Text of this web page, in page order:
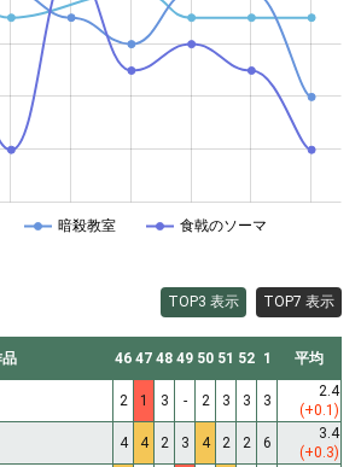
暗殺教室 食戟のソーマ
TOP3 表示 TOP7 表示
46 47 48 49 50 51 52 1 平均
2 1 3 - 2 3 3 3
2.4
(+0.1)
4 4 2 3 4 2 2 6
3.4
(+0.3)